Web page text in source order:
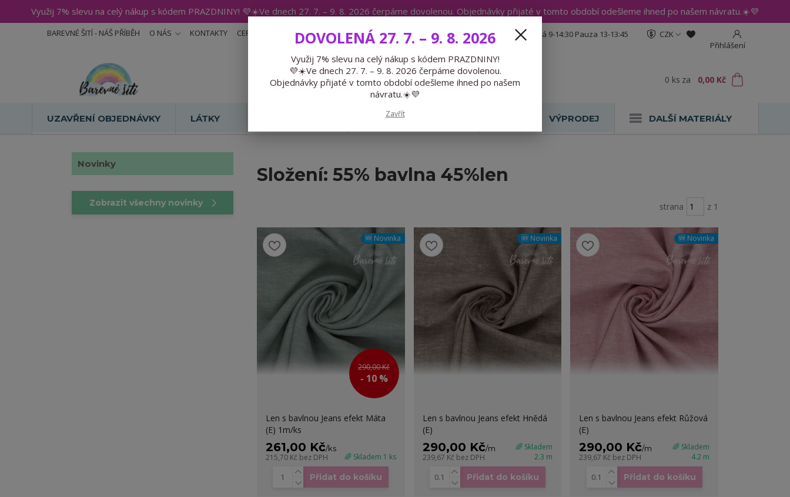
Využij 7% slevu na celý nákup s kódem PRAZDNINY! 💜☀️Ve dnech 27. 7. – 9. 8. 2026 čerpáme dovolenou. Objednávky přijaté v tomto období odešleme ihned po našem návratu.☀️💜
BAREVNÉ ŠITÍ - NÁŠ PŘÍBĚH O NÁS KONTAKTY CERTIFIKÁTY BLOG
CZK
Přihlášení
Hledat
Expedice 775 866 913 Po-Čt 9-15:30 Pá 9-14:30 Pauza 13-13:45
0 ks za 0,00 Kč
UZAVŘENÍ OBJEDNÁVKY LÁTKY PŘEDOBJEDNÁVKY VÝPRODEJ DALŠÍ MATERIÁLY
Novinky
Zobrazit všechny novinky
Složení: 55% bavlna 45%len
strana z 1
🆕 Novinka
290,00 Kč
- 10 %
Len s bavlnou Jeans efekt Máta
(E) 1m/ks
261,00 Kč/ks
215,70 Kč bez DPH 🌈 Skladem 1 ks
Přidat do košíku
🆕 Novinka
Len s bavlnou Jeans efekt Hnědá
(E)
290,00 Kč/m
239,67 Kč bez DPH
🌈 Skladem
2.3 m
Přidat do košíku
🆕 Novinka
Len s bavlnou Jeans efekt Růžová
(E)
290,00 Kč/m
239,67 Kč bez DPH
🌈 Skladem
4.2 m
Přidat do košíku
DOVOLENÁ 27. 7. – 9. 8. 2026
Využij 7% slevu na celý nákup s kódem PRAZDNINY!
💜☀️Ve dnech 27. 7. – 9. 8. 2026 čerpáme dovolenou.
Objednávky přijaté v tomto období odešleme ihned po našem
návratu.☀️💜
Zavřít